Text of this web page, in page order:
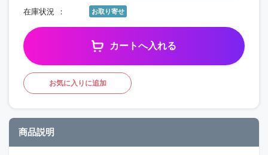
在庫状況 お取り寄せ
カートへ入れる
お気に入りに追加
商品説明